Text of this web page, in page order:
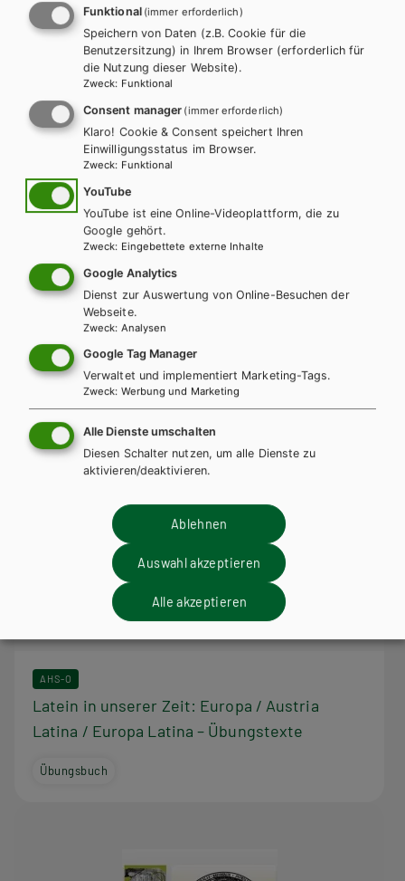
AHS-O
Latein Alles im Griff! Der Mensch in seinem
Alltag / Gestalten und Persönlichkeiten –
Übungstexte
Übungsbuch
AHS-O
Latein in unserer Zeit: Europa / Austria
Latina / Europa Latina – Übungstexte
Übungsbuch
Funktional (immer erforderlich)
Speichern von Daten (z.B. Cookie für die
Benutzersitzung) in Ihrem Browser (erforderlich für
die Nutzung dieser Website).
Zweck: Funktional
Consent manager (immer erforderlich)
Klaro! Cookie & Consent speichert Ihren
Einwilligungsstatus im Browser.
Zweck: Funktional
YouTube
YouTube ist eine Online-Videoplattform, die zu
Google gehört.
Zweck: Eingebettete externe Inhalte
Google Analytics
Dienst zur Auswertung von Online-Besuchen der
Webseite.
Zweck: Analysen
Google Tag Manager
Verwaltet und implementiert Marketing-Tags.
Zweck: Werbung und Marketing
Alle Dienste umschalten
Diesen Schalter nutzen, um alle Dienste zu
aktivieren/deaktivieren.
Ablehnen
Auswahl akzeptieren
Alle akzeptieren